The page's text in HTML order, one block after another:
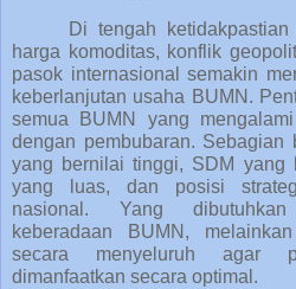
Di tengah
harga komoditas, konflik
pasok internasional semakin
keberlanjutan usaha BUMN.
semua BUMN yang
dengan pembubaran. Sebagian
yang bernilai tinggi, SDM yang
yang luas, dan posisi
nasional. Yang
keberadaan BUMN,
secara menyeluruh agar
dimanfaatkan secara optimal.